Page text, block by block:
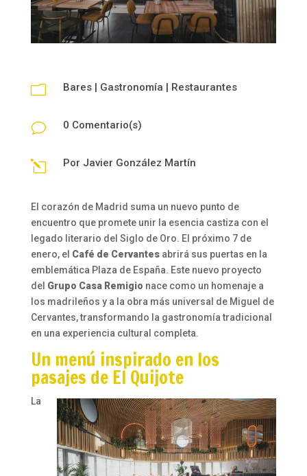
m Bares| Gastronomía | Restaurantes
v 0 Comentario(s)
l Por Javier González Martín
El corazón de Madrid suma un nuevo punto de
encuentro que promete unir la esencia castiza con el
legado literario del Siglo de Oro. El próximo 7 de
enero, el Café de Cervantesabrirá sus puertas en la
emblemática Plaza de España. Este nuevo proyecto
del Grupo Casa Remigio nace como un homenaje a
los madrileños y a la obra más universal de Miguel de
Cervantes, transformando la gastronomía tradicional
en una experiencia cultural completa.
Un menú inspirado en los
pasajes de El Quijote
La